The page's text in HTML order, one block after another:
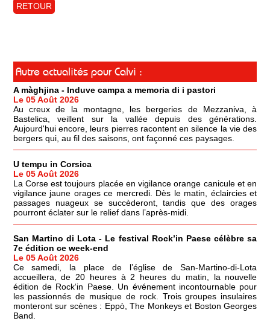
RETOUR
Autre actualités pour Calvi :
A màghjina - Induve campa a memoria di i pastori
Le 05 Août 2026
Au creux de la montagne, les bergeries de Mezzaniva, à
Bastelica, veillent sur la vallée depuis des générations.
Aujourd'hui encore, leurs pierres racontent en silence la vie des
bergers qui, au fil des saisons, ont façonné ces paysages.
U tempu in Corsica
Le 05 Août 2026
La Corse est toujours placée en vigilance orange canicule et en
vigilance jaune orages ce mercredi. Dès le matin, éclaircies et
passages nuageux se succèderont, tandis que des orages
pourront éclater sur le relief dans l’après-midi.
San Martino di Lota - Le festival Rock’in Paese célèbre sa
7e édition ce week-end
Le 05 Août 2026
Ce samedi, la place de l’église de San-Martino-di-Lota
accueillera, de 20 heures à 2 heures du matin, la nouvelle
édition de Rock‘in Paese. Un événement incontournable pour
les passionnés de musique de rock. Trois groupes insulaires
monteront sur scènes : Eppò, The Monkeys et Boston Georges
Band.